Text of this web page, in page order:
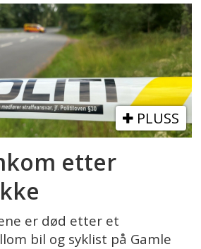
PLUSS
etter
er død etter et
bil og syklist på Gamle